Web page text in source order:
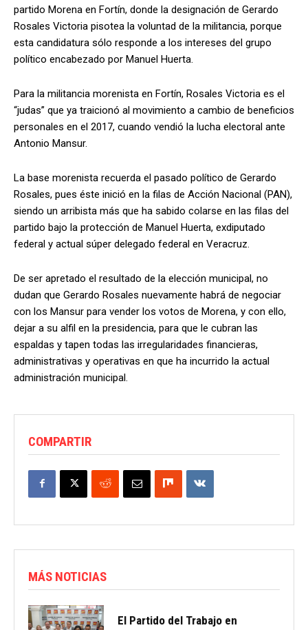
partido Morena en Fortín, donde la designación de Gerardo
Rosales Victoria pisotea la voluntad de la militancia, porque
esta candidatura sólo responde a los intereses del grupo
político encabezado por Manuel Huerta.
Para la militancia morenista en Fortín, Rosales Victoria es el
“judas” que ya traicionó al movimiento a cambio de beneficios
personales en el 2017, cuando vendió la lucha electoral ante
Antonio Mansur.
La base morenista recuerda el pasado político de Gerardo
Rosales, pues éste inició en la filas de Acción Nacional (PAN),
siendo un arribista más que ha sabido colarse en las filas del
partido bajo la protección de Manuel Huerta, exdiputado
federal y actual súper delegado federal en Veracruz.
De ser apretado el resultado de la elección municipal, no
dudan que Gerardo Rosales nuevamente habrá de negociar
con los Mansur para vender los votos de Morena, y con ello,
dejar a su alfil en la presidencia, para que le cubran las
espaldas y tapen todas las irregularidades financieras,
administrativas y operativas en que ha incurrido la actual
administración municipal.
COMPARTIR
MÁS NOTICIAS
El Partido del Trabajo en